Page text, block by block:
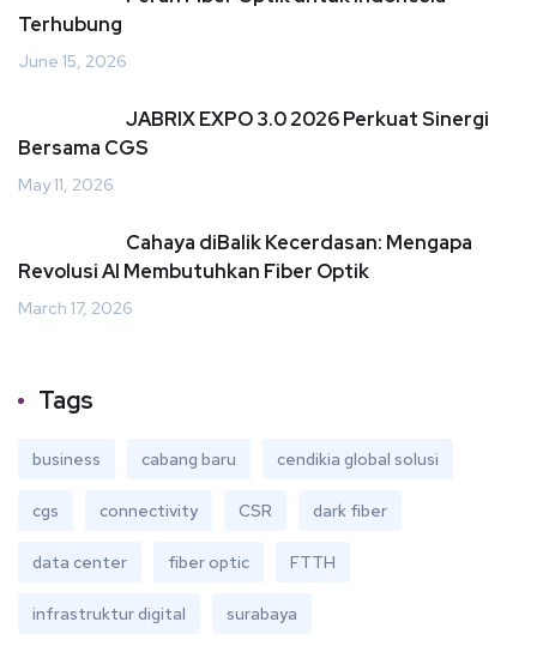
Terhubung
June 15, 2026
JABRIX EXPO 3.0 2026 Perkuat Sinergi
Bersama CGS
May 11, 2026
Cahaya diBalik Kecerdasan: Mengapa
Revolusi AI Membutuhkan Fiber Optik
March 17, 2026
Tags
business cabang baru cendikia global solusi
cgs connectivity CSR dark fiber
data center fiber optic FTTH
infrastruktur digital surabaya